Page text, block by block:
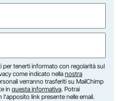
per tenerti informato con regolarità sul
come indicato nella nostra
verranno trasferiti su MailChimp
in questa informativa. Potrai
link presente nelle email.